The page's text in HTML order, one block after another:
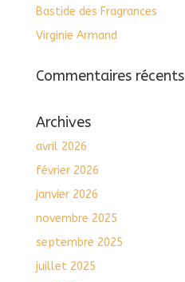
Bastide des Fragrances
Virginie Armand
Commentaires récents
Archives
avril 2026
février 2026
janvier 2026
novembre 2025
septembre 2025
juillet 2025